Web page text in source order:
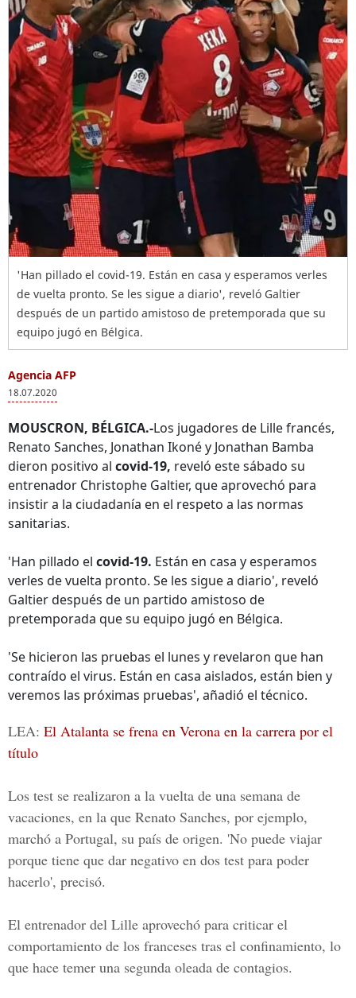
'Han pillado el covid-19. Están en casa y esperamos verles
de vuelta pronto. Se les sigue a diario', reveló Galtier
después de un partido amistoso de pretemporada que su
equipo jugó en Bélgica.
Agencia AFP
18.07.2020
MOUSCRON, BÉLGICA.-Los jugadores de Lille francés,
Renato Sanches, Jonathan Ikoné y Jonathan Bamba
dieron positivo al covid-19, reveló este sábado su
entrenador Christophe Galtier, que aprovechó para
insistir a la ciudadanía en el respeto a las normas
sanitarias.
'Han pillado el covid-19. Están en casa y esperamos
verles de vuelta pronto. Se les sigue a diario', reveló
Galtier después de un partido amistoso de
pretemporada que su equipo jugó en Bélgica.
'Se hicieron las pruebas el lunes y revelaron que han
contraído el virus. Están en casa aislados, están bien y
veremos las próximas pruebas', añadió el técnico.
LEA: El Atalanta se frena en Verona en la carrera por el
título
Los test se realizaron a la vuelta de una semana de
vacaciones, en la que Renato Sanches, por ejemplo,
marchó a Portugal, su país de origen. 'No puede viajar
porque tiene que dar negativo en dos test para poder
hacerlo', precisó.
El entrenador del Lille aprovechó para criticar el
comportamiento de los franceses tras el confinamiento, lo
que hace temer una segunda oleada de contagios.